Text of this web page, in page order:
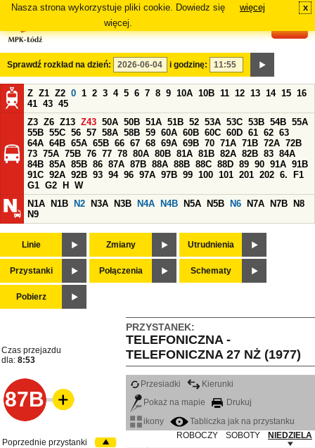
Nasza strona wykorzystuje pliki cookie. Dowiedz się
więcej.
więcej x
Sprawdź rozkład na dzień: i godzinę:
Z Z1 Z2 0 1 2 3 4 5 6 7 8 9 10A 10B 11 12 13 14 15 16
41 43 45
Z3 Z6 Z13 Z43 50A 50B 51A 51B 52 53A 53C 53B 54B 55A
55B 55C 56 57 58A 58B 59 60A 60B 60C 60D 61 62 63
64A 64B 65A 65B 66 67 68 69A 69B 70 71A 71B 72A 72B
73 75A 75B 76 77 78 80A 80B 81A 81B 82A 82B 83 84A
84B 85A 85B 86 87A 87B 88A 88B 88C 88D 89 90 91A 91B
91C 92A 92B 93 94 96 97A 97B 99 100 101 201 202 6.
F1
G1 G2 H
W
N1A
N1B N2 N3A N3B N4A N4B N5A N5B N6 N7A N7B
N8
N9
Linie Zmiany Utrudnienia
Przystanki Połączenia Schematy
Pobierz
PRZYSTANEK:
TELEFONICZNA -
TELEFONICZNA 27 NŻ (1977)
Czas przejazdu
dla: 8:53
87B
Przesiadki
Kierunki
Pokaż na mapie
Drukuj
ikony
Tabliczka jak na przystanku
ROBOCZY
SOBOTY
NIEDZIELA
Poprzednie przystanki